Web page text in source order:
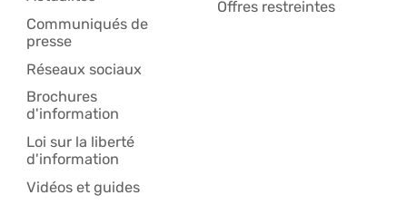
Communiqués de
presse
Réseaux sociaux
Brochures
d'information
Loi sur la liberté
d'information
Vidéos et guides
Offres restreintes